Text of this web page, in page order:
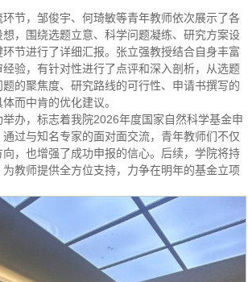
节，邹俊宇、何琦敏等青年教师依次展示了各
，围绕选题立意、科学问题凝练、研究方案设
节进行了详细汇报。张立强教授结合自身丰富
验，有针对性进行了点评和深入剖析，从选题
的聚焦度、研究路线的可行性、申请书撰写的
而中肯的优化建议。
办，标志着我院2026年度国家自然科学基金申
过与知名专家的面对面交流，青年教师们不仅
，也增强了成功申报的信心。后续，学院将持
教师提供全方位支持，力争在明年的基金立项